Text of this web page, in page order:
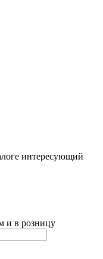
интересующий
и в розницу